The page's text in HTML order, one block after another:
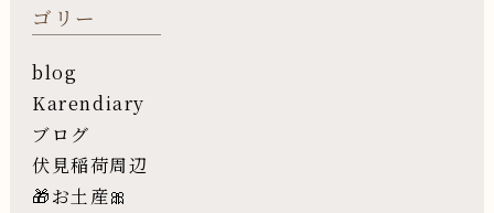
ゴリー
blog
Karendiary
ブログ
伏見稲荷周辺
🎁お土産🎀